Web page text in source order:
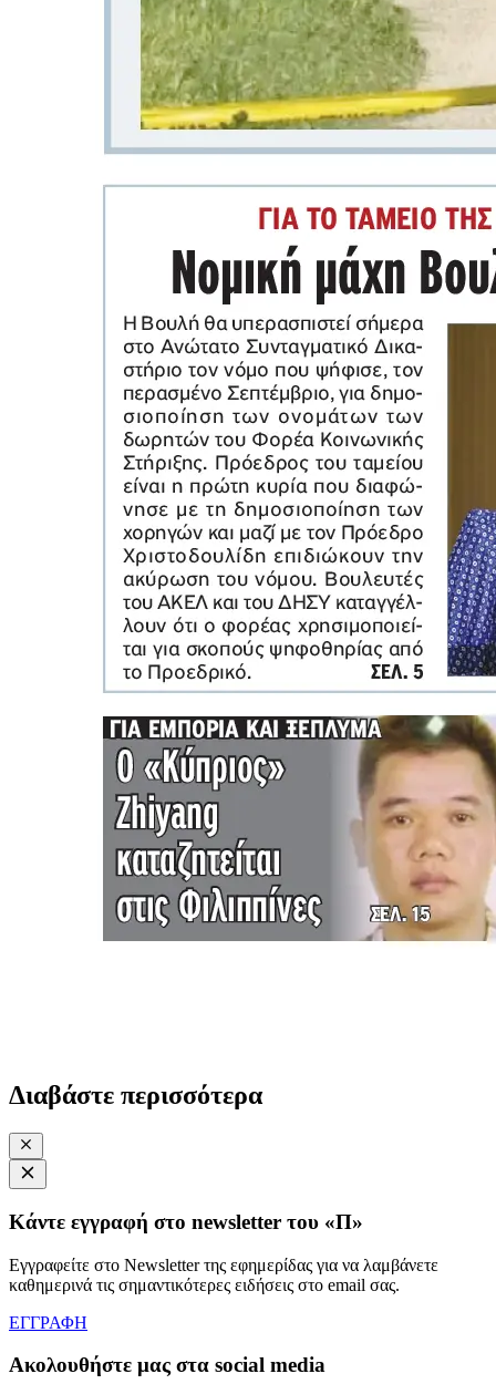
Διαβάστε περισσότερα
Κάντε εγγραφή στο newsletter του «Π»
Εγγραφείτε στο Newsletter της εφημερίδας για να λαμβάνετε
καθημερινά τις σημαντικότερες ειδήσεις στο email σας.
ΕΓΓΡΑΦΗ
Ακολουθήστε μας στα social media